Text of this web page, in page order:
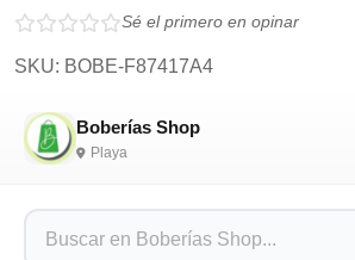
Boberías Shop
Playa
Sé el primero en opinar
SKU: BOBE-F87417A4
$35.00
Listo para Entregar